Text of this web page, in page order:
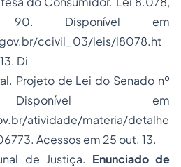
Disponível em
ccivil_03/leis/l8078.ht
Di
Projeto de Lei do Senado nº
em
atividade/materia/detalhe
. Acessos em 25 out. 13.
de Justiça. Enunciado de